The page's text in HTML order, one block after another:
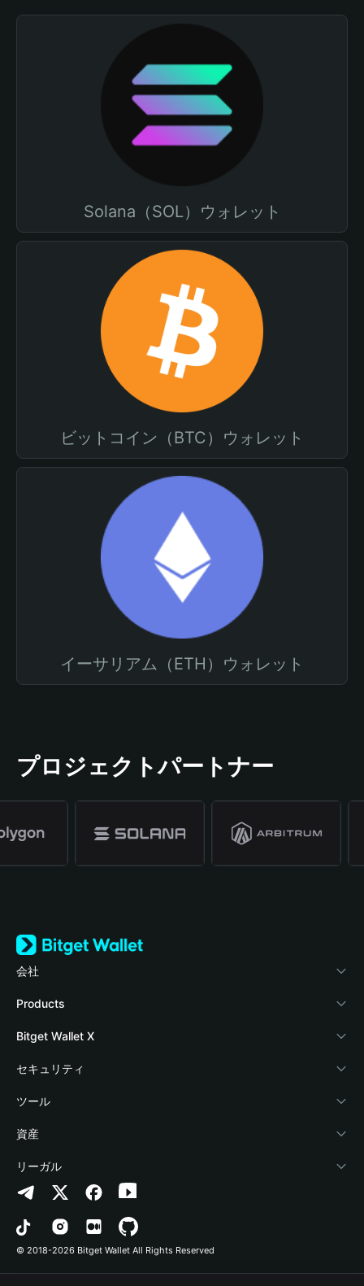
Solana（SOL）ウォレット
ビットコイン（BTC）ウォレット
イーサリアム（ETH）ウォレット
プロジェクトパートナー
会社
Bitget Walletについて
ブログ
アカデミー
暗号資産ニュース
Help Center
お問い合わせ
ブランドリソース
キャリア
Products
Crypto Card
Stablecoin Earn
Payfi Crypto
Crypto Swap API
Altcoin Season Index
Prediction Markets
DApp
Bitget Wallet X
デベロッパー
ウォレットを接続
Bitget Wallet Pay
プロジェクトを掲載
セキュリティ
保護基金
セキュリティ技術
ツール
暗号資産を購入
認証検出
コントラクト検出
一括送金
資産
Arbitrum
Avalanche
Bitcoin
リーガル
プライバシーポリシー
利用規約
© 2018-2026 Bitget Wallet All Rights Reserved